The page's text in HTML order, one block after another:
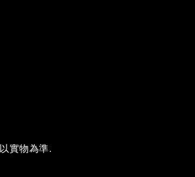
實物為準.